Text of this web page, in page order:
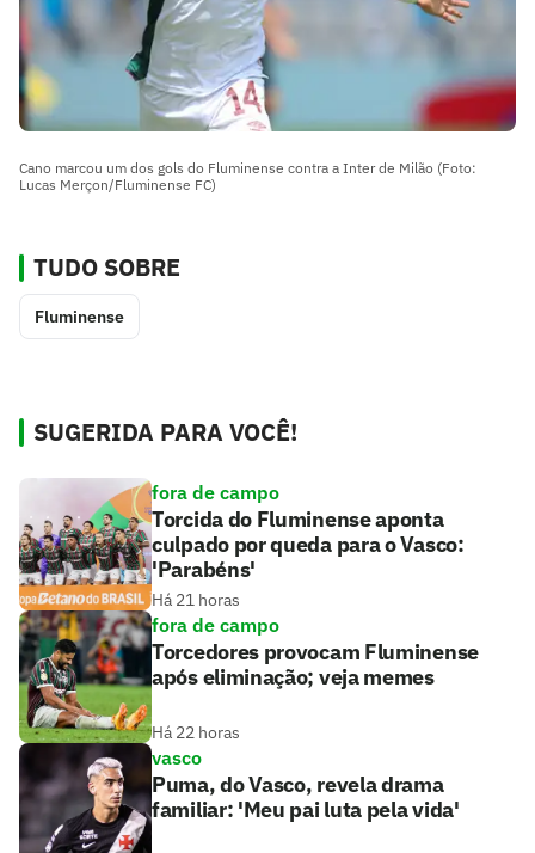
Cano marcou um dos gols do Fluminense contra a Inter de Milão (Foto:
Lucas Merçon/Fluminense FC)
TUDO SOBRE
Fluminense
SUGERIDA PARA VOCÊ!
fora de campo
Torcida do Fluminense aponta
culpado por queda para o Vasco:
'Parabéns'
Há 21 horas
fora de campo
Torcedores provocam Fluminense
após eliminação; veja memes
Há 22 horas
vasco
Puma, do Vasco, revela drama
familiar: 'Meu pai luta pela vida'